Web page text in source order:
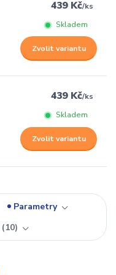
439 Kč/ks
Skladem
Zvolit variantu
439 Kč/ks
Skladem
Zvolit variantu
Parametry
10